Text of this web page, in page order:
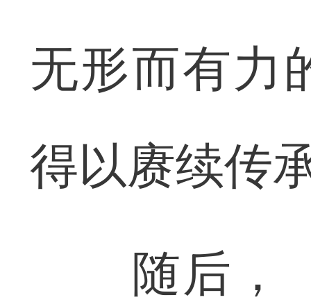
无形而有力
得以赓续传
随后，《